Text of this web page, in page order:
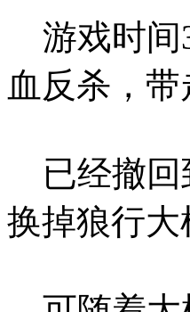
游戏时间
血反杀，
已经撤回
换掉狼行